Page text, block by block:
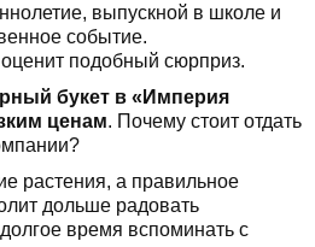
выпускной в школе и
событие.
подобный сюрприз.
букет в «Империя
ценам. Почему стоит отдать
растения, а правильное
дольше радовать
время вспоминать с